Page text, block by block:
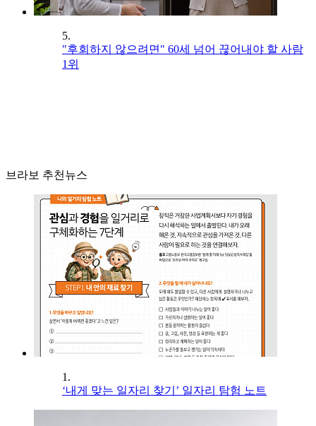
5.
"후회하지 않으려면" 60세 넘어 끊어내야 할 사람
1위
브라보 추천뉴스
1.
‘내게 맞는 일자리 찾기’ 일자리 탐험 노트